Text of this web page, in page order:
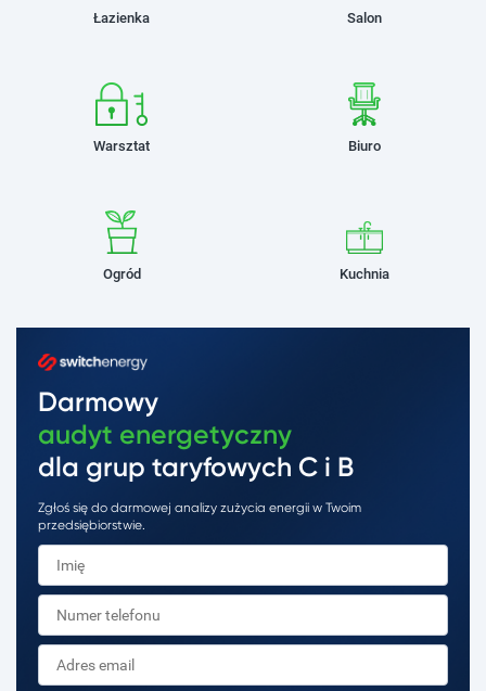
Łazienka Salon
Warsztat Biuro
Ogród Kuchnia
Darmowy
audyt energetyczny
dla grup taryfowych C i B
Zgłoś się do darmowej analizy zużycia energii w Twoim
przedsiębiorstwie.